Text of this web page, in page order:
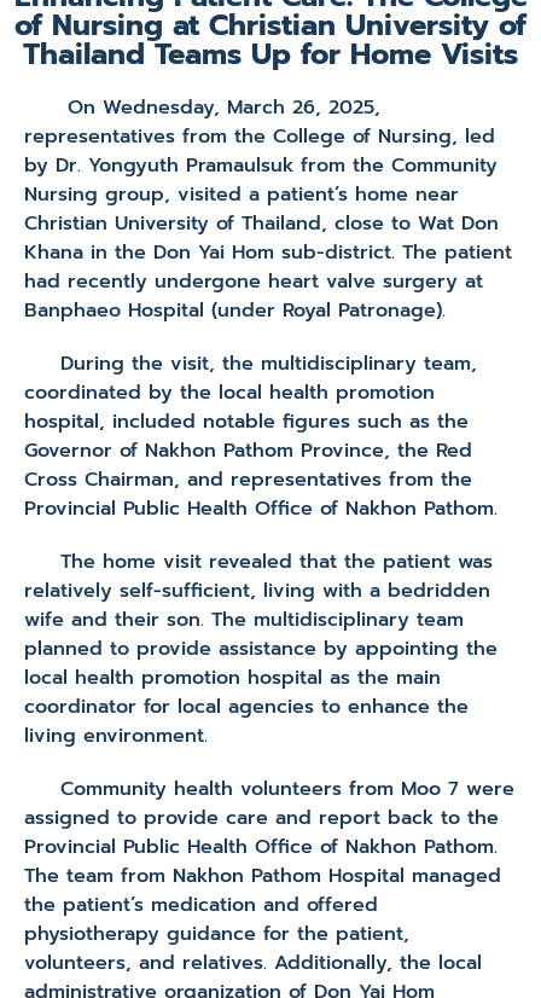
of Nursing at Christian University of
Thailand Teams Up for Home Visits
On Wednesday, March 26, 2025,
representatives from the College of Nursing, led
by Dr. Yongyuth Pramaulsuk from the Community
Nursing group, visited a patient’s home near
Christian University of Thailand, close to Wat Don
Khana in the Don Yai Hom sub-district. The patient
had recently undergone heart valve surgery at
Banphaeo Hospital (under Royal Patronage).
During the visit, the multidisciplinary team,
coordinated by the local health promotion
hospital, included notable figures such as the
Governor of Nakhon Pathom Province, the Red
Cross Chairman, and representatives from the
Provincial Public Health Office of Nakhon Pathom.
The home visit revealed that the patient was
relatively self-sufficient, living with a bedridden
wife and their son. The multidisciplinary team
planned to provide assistance by appointing the
local health promotion hospital as the main
coordinator for local agencies to enhance the
living environment.
Community health volunteers from Moo 7 were
assigned to provide care and report back to the
Provincial Public Health Office of Nakhon Pathom.
The team from Nakhon Pathom Hospital managed
the patient’s medication and offered
physiotherapy guidance for the patient,
volunteers, and relatives. Additionally, the local
administrative organization of Don Yai Hom